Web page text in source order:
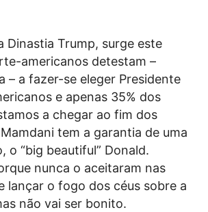
Dinastia Trump, surge este
americanos detestam –
– a fazer-se eleger Presidente
e apenas 35% dos
a chegar ao fim dos
tem a garantia de uma
“big beautiful” Donald.
nunca o aceitaram nas
lançar o fogo dos céus sobre a
não vai ser bonito.